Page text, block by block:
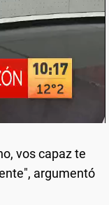
vos capaz te
argumentó